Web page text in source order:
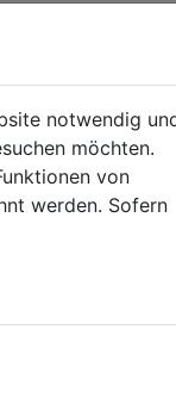
notwendig
möchten.
von
werden. Sofern